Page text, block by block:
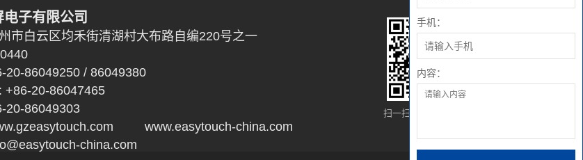
手机：
内容：
电子有限公司
市白云区均禾街清湖村大布路自编220号之一
20-86049250 / 86049380
+86-20-86047465
20-86049303
www.easytouch-china.com
china.com
扫一扫，添加微信好友